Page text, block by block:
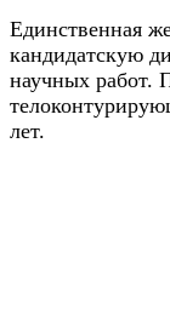
Единственная
кандидатскую
научных работ.
лет.